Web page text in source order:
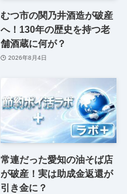
むつ市の関乃井酒造が破産
へ！130年の歴史を持つ老
舗酒蔵に何が？
2026年8月4日
常連だった愛知の油そば店
が破産！実は助成金返還が
引き金に？